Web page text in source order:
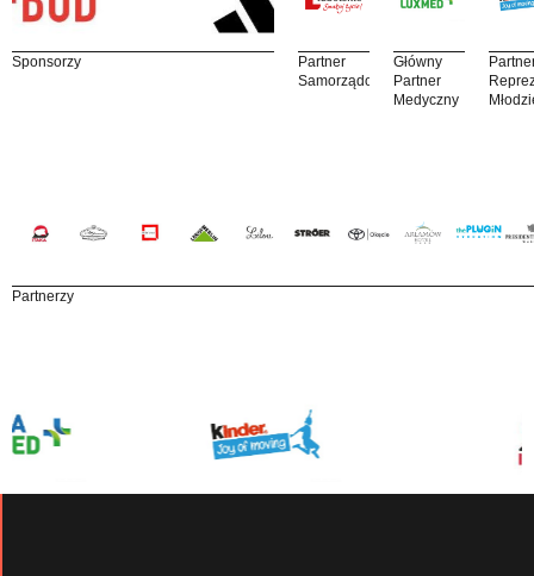
Sponsorzy
Partner
Samorządowy
Główny
Partner
Medyczny
Partnerzy